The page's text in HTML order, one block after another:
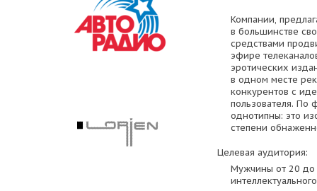
Компании,
в большинстве
средствами
эфире
эротических
в одном месте
конкурентов с
пользователя. По
однотипны: это
степени
Целевая аудитория:
Мужчины от 20 до